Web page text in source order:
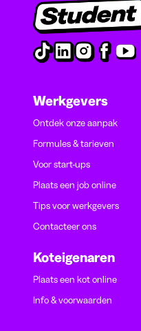
Werkgevers
Ontdek onze aanpak
Formules & tarieven
Voor start-ups
Plaats een job online
Tips voor werkgevers
Contacteer ons
Koteigenaren
Plaats een kot online
Info & voorwaarden